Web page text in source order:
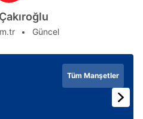
Güncel
Tüm Manşetler